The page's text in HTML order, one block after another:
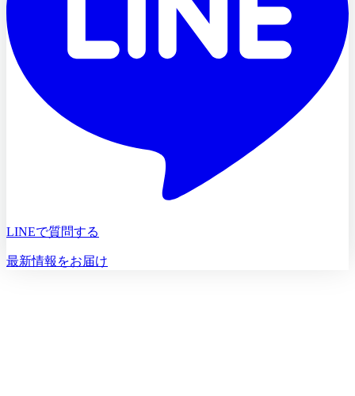
LINEで質問する
最新情報をお届け